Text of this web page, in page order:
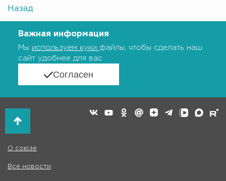
Назад
Важная информация
Мы используем куки файлы, чтобы сделать наш
сайт удобнее для вас
Согласен
О союзе
Все новости